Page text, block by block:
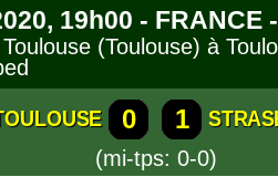
19h00 - FRANCE
Toulouse (Toulouse) à
0 1
(mi-tps: 0-0)